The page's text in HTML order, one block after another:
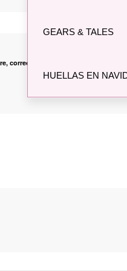
GEARS & TALES
HUELLAS EN
correo electrónico y web en este